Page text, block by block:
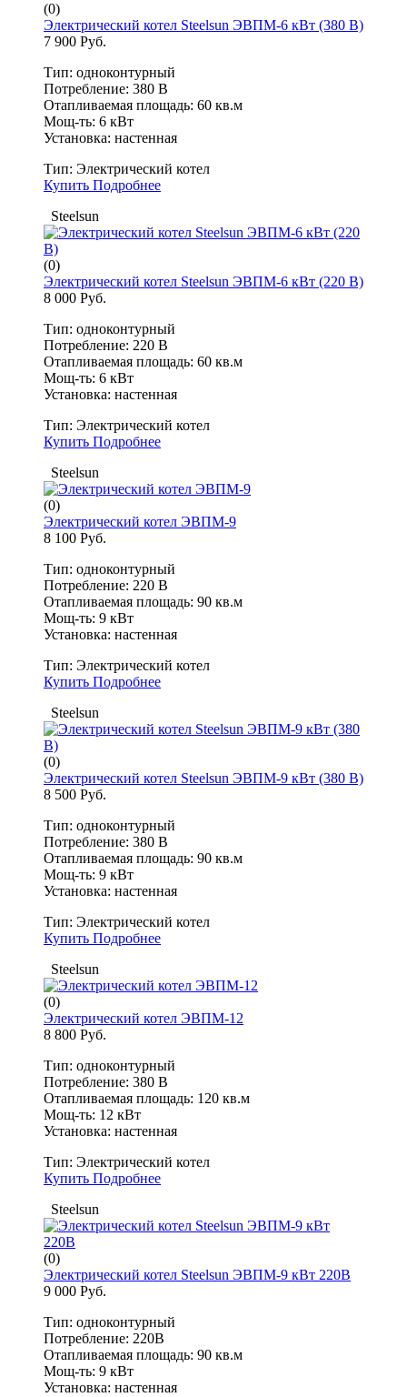
(0)
Электрический котел Steelsun ЭВПМ-6 кВт (380 В)
7 900 Руб.
Тип: одноконтурный
Потребление: 380 В
Отапливаемая площадь: 60 кв.м
Мощ-ть: 6 кВт
Установка: настенная
Тип: Электрический котел
Купить Подробнее
Steelsun
(0)
Электрический котел Steelsun ЭВПМ-6 кВт (220 В)
8 000 Руб.
Тип: одноконтурный
Потребление: 220 В
Отапливаемая площадь: 60 кв.м
Мощ-ть: 6 кВт
Установка: настенная
Тип: Электрический котел
Купить Подробнее
Steelsun
(0)
Электрический котел ЭВПМ-9
8 100 Руб.
Тип: одноконтурный
Потребление: 220 В
Отапливаемая площадь: 90 кв.м
Мощ-ть: 9 кВт
Установка: настенная
Тип: Электрический котел
Купить Подробнее
Steelsun
(0)
Электрический котел Steelsun ЭВПМ-9 кВт (380 В)
8 500 Руб.
Тип: одноконтурный
Потребление: 380 В
Отапливаемая площадь: 90 кв.м
Мощ-ть: 9 кВт
Установка: настенная
Тип: Электрический котел
Купить Подробнее
Steelsun
(0)
Электрический котел ЭВПМ-12
8 800 Руб.
Тип: одноконтурный
Потребление: 380 В
Отапливаемая площадь: 120 кв.м
Мощ-ть: 12 кВт
Установка: настенная
Тип: Электрический котел
Купить Подробнее
Steelsun
(0)
Электрический котел Steelsun ЭВПМ-9 кВт 220В
9 000 Руб.
Тип: одноконтурный
Потребление: 220В
Отапливаемая площадь: 90 кв.м
Мощ-ть: 9 кВт
Установка: настенная